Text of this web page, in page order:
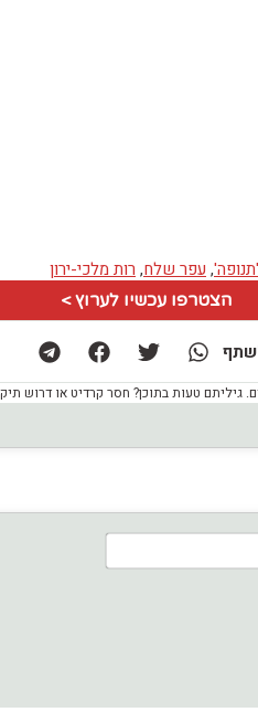
, עפר שלח, רות מלכי-ירון
הצטרפו עכשיו לערוץ >
טעות בתוכן? חסר קרדיט או דרוש